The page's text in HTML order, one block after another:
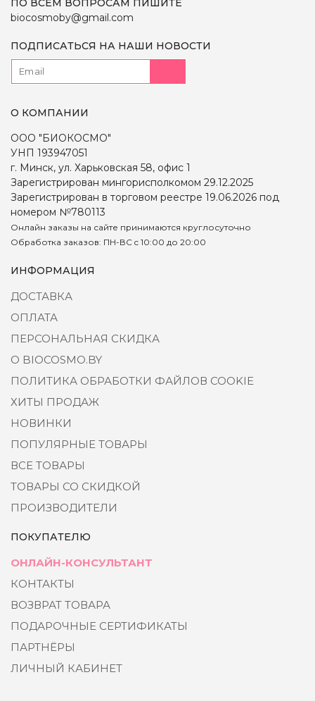
ПО ВСЕМ ВОПРОСАМ ПИШИТЕ
biocosmoby@gmail.com
ПОДПИСАТЬСЯ НА НАШИ НОВОСТИ
О КОМПАНИИ
ООО "БИОКОСМО"
УНП 193947051
г. Минск, ул. Харьковская 58, офис 1
Зарегистрирован мингорисполкомом 29.12.2025
Зарегистрирован в торговом реестре 19.06.2026 под
номером №780113
Онлайн заказы на сайте принимаются круглосуточно
Обработка заказов: ПН-ВС c 10:00 до 20:00
ИНФОРМАЦИЯ
ДОСТАВКА
ОПЛАТА
ПЕРСОНАЛЬНАЯ СКИДКА
О BIOCOSMO.BY
ПОЛИТИКА ОБРАБОТКИ ФАЙЛОВ COOKIE
ХИТЫ ПРОДАЖ
НОВИНКИ
ПОПУЛЯРНЫЕ ТОВАРЫ
ВСЕ ТОВАРЫ
ТОВАРЫ СО СКИДКОЙ
ПРОИЗВОДИТЕЛИ
ПОКУПАТЕЛЮ
ОНЛАЙН-КОНСУЛЬТАНТ
КОНТАКТЫ
ВОЗВРАТ ТОВАРА
ПОДАРОЧНЫЕ СЕРТИФИКАТЫ
ПАРТНЁРЫ
ЛИЧНЫЙ КАБИНЕТ